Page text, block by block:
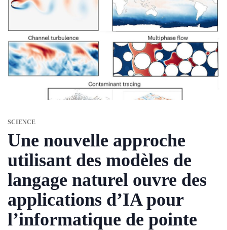
SCIENCE
Une nouvelle approche
utilisant des modèles de
langage naturel ouvre des
applications d’IA pour
l’informatique de pointe